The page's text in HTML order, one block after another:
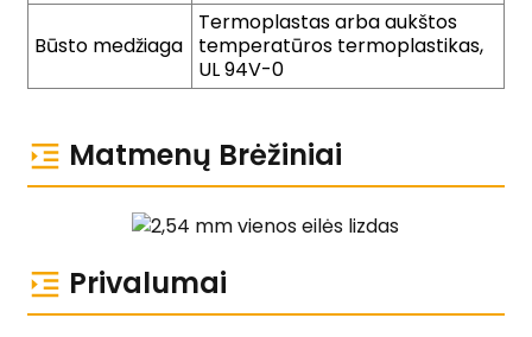
Būsto medžiaga
Termoplastas arba aukštos
temperatūros termoplastikas,
UL 94V-0
Matmenų Brėžiniai
Privalumai